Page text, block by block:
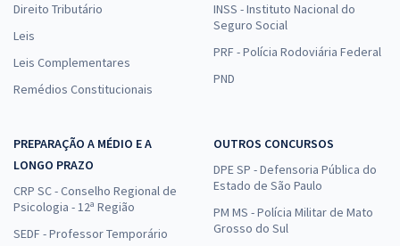
Direito Tributário
Leis
Leis Complementares
Remédios Constitucionais
INSS - Instituto Nacional do
Seguro Social
PRF - Polícia Rodoviária Federal
PND
PREPARAÇÃO A MÉDIO E A
LONGO PRAZO
CRP SC - Conselho Regional de
Psicologia - 12ª Região
SEDF - Professor Temporário
OUTROS CONCURSOS
DPE SP - Defensoria Pública do
Estado de São Paulo
PM MS - Polícia Militar de Mato
Grosso do Sul